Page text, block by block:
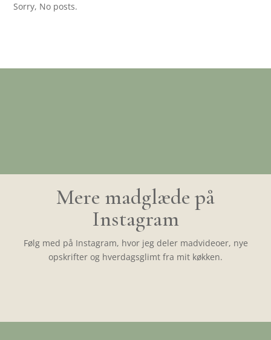
Sorry, No posts.
Mere madglæde på
Instagram
Følg med på Instagram, hvor jeg deler madvideoer, nye
opskrifter og hverdagsglimt fra mit køkken.